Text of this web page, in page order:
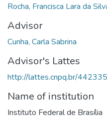
Rocha, Francisca Lara da
Advisor
Cunha, Carla Sabrina
Advisor's Lattes
http://lattes.cnpq.br/
Name of institution
Instituto Federal de Brasília